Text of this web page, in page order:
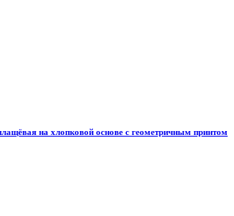
на хлопковой основе с геометричным принтом